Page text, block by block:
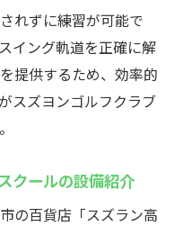
施設の魅力
ンドアゴルフスク
ップ！スズヨンの設
ーで上達を実感
れずに練習が可能で
イング軌道を正確に解
提供するため、効率的
スズヨンゴルフクラブ
クールの設備紹介
の百貨店「スズラン高